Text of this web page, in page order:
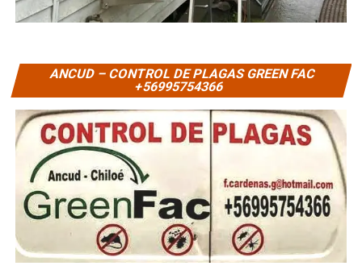
ANCUD – CONTROL DE PLAGAS GREEN FAC
+56995754366